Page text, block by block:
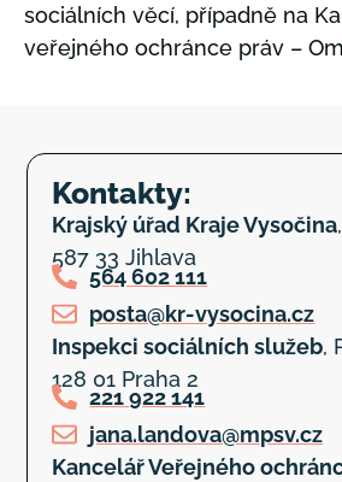
sociálních věcí, případně na
veřejného ochránce práv –
Kontakty:
Krajský úřad Kraje Vysočina
587 33 Jihlava
564 602 111
posta@kr-vysocina.cz
Inspekci sociálních služeb,
128 01 Praha 2
221 922 141
jana.landova@mpsv.cz
Kancelář Veřejného